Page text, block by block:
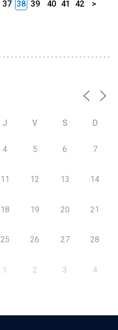
37 38 39 40 41 42 >
J V S D
4 5 6 7
11 12 13 14
18 19 20 21
25 26 27 28
1 2 3 4